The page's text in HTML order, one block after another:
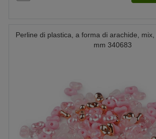
Perline di plastica, a forma di arachide,
mm 340683